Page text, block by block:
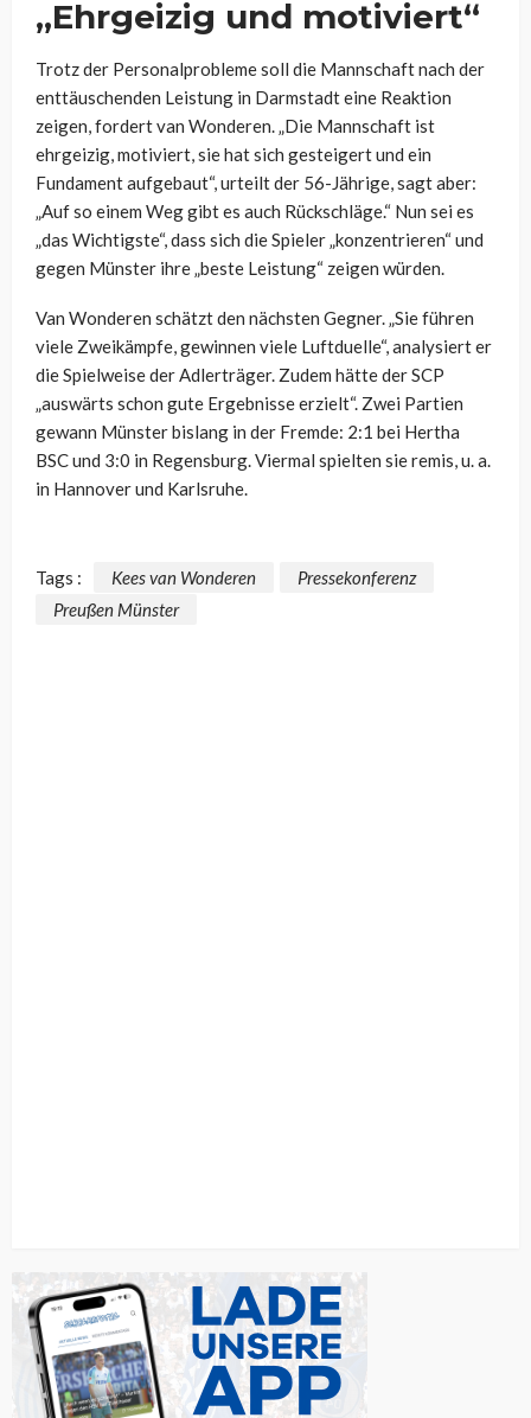
„Ehrgeizig und motiviert“
Trotz der Personalprobleme soll die Mannschaft nach der
enttäuschenden Leistung in Darmstadt eine Reaktion
zeigen, fordert van Wonderen. „Die Mannschaft ist
ehrgeizig, motiviert, sie hat sich gesteigert und ein
Fundament aufgebaut“, urteilt der 56-Jährige, sagt aber:
„Auf so einem Weg gibt es auch Rückschläge.“ Nun sei es
„das Wichtigste“, dass sich die Spieler „konzentrieren“ und
gegen Münster ihre „beste Leistung“ zeigen würden.
Van Wonderen schätzt den nächsten Gegner. „Sie führen
viele Zweikämpfe, gewinnen viele Luftduelle“, analysiert er
die Spielweise der Adlerträger. Zudem hätte der SCP
„auswärts schon gute Ergebnisse erzielt“. Zwei Partien
gewann Münster bislang in der Fremde: 2:1 bei Hertha
BSC und 3:0 in Regensburg. Viermal spielten sie remis, u. a.
in Hannover und Karlsruhe.
Tags : Kees van Wonderen
Pressekonferenz
Preußen Münster